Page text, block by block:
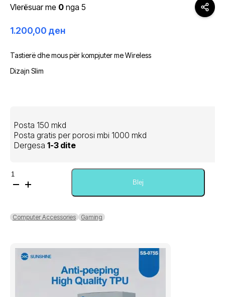
Vlerësuar me 0 nga 5
1.200,00 ден
Tastierë dhe mous për kompjuter me Wireless
Dizajn Slim
Posta 150 mkd
Posta gratis per porosi mbi 1000 mkd
Dergesa 1-3 dite
Sasi
Wireless
Mouse
Combo
Blej
Computer Accessories Gaming